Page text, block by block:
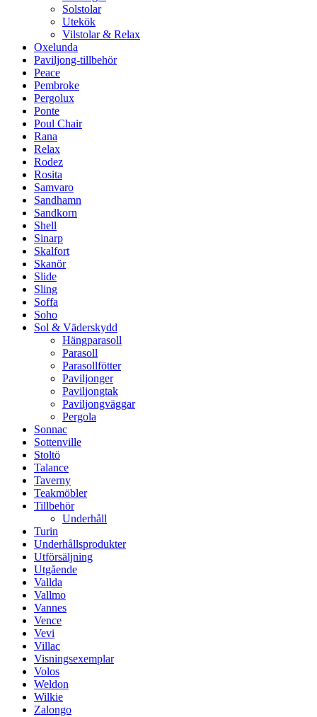
Solstolar
Utekök
Vilstolar & Relax
Oxelunda
Paviljong-tillbehör
Peace
Pembroke
Pergolux
Ponte
Poul Chair
Rana
Relax
Rodez
Rosita
Samvaro
Sandhamn
Sandkorn
Shell
Sinarp
Skalfort
Skanör
Slide
Sling
Soffa
Soho
Sol & Väderskydd
Hängparasoll
Parasoll
Parasollfötter
Paviljonger
Paviljongtak
Paviljongväggar
Pergola
Sonnac
Sottenville
Stoltö
Talance
Taverny
Teakmöbler
Tillbehör
Underhåll
Turin
Underhållsprodukter
Utförsäljning
Utgående
Vallda
Vallmo
Vannes
Vence
Vevi
Villac
Visningsexemplar
Volos
Weldon
Wilkie
Zalongo